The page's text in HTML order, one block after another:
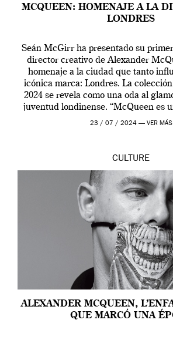
MCQUEEN: HOMENAJE A LA
LONDRES
Seán McGirr ha presentado su
director creativo de Alexander
homenaje a la ciudad que tanto
icónica marca: Londres. La
2024 se revela como una oda al
juventud londinense. “McQueen es
en Londres y siempre
23 / 07 / 2024 — VER MÁS
CULTURE
ALEXANDER MCQUEEN,
QUE MARCÓ UNA